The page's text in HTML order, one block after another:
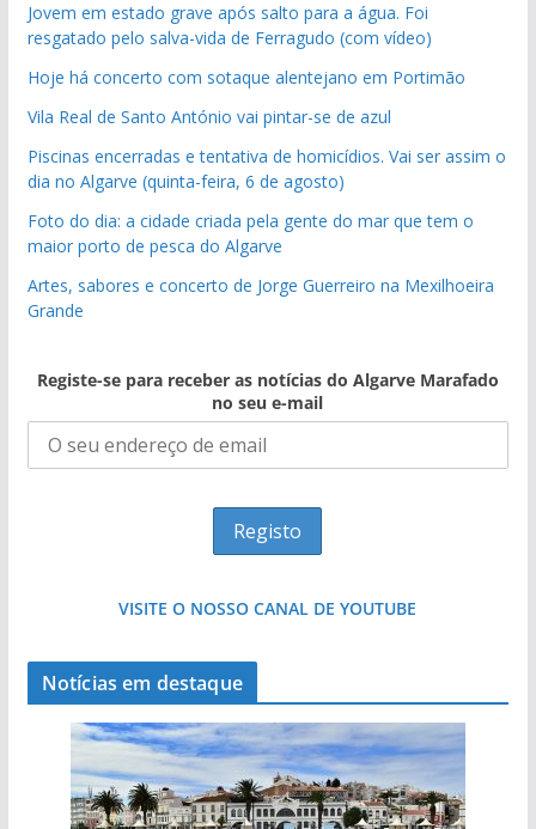
Jovem em estado grave após salto para a água. Foi
resgatado pelo salva-vida de Ferragudo (com vídeo)
Hoje há concerto com sotaque alentejano em Portimão
Vila Real de Santo António vai pintar-se de azul
Piscinas encerradas e tentativa de homicídios. Vai ser assim o
dia no Algarve (quinta-feira, 6 de agosto)
Foto do dia: a cidade criada pela gente do mar que tem o
maior porto de pesca do Algarve
Artes, sabores e concerto de Jorge Guerreiro na Mexilhoeira
Grande
Registe-se para receber as notícias do Algarve Marafado
no seu e-mail
VISITE O NOSSO CANAL DE YOUTUBE
Notícias em destaque